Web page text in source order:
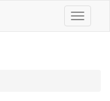
Toggle